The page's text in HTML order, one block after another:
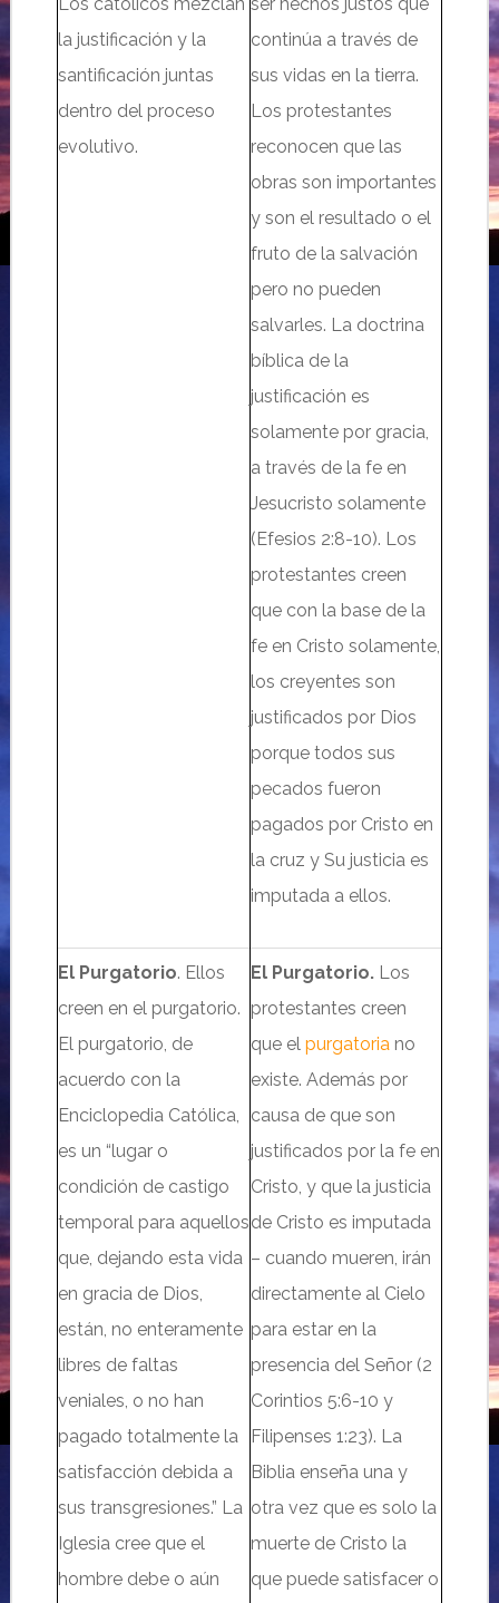
la justificación y la
santificación juntas
dentro del proceso
evolutivo.
continúa a través de
sus vidas en la tierra.
Los protestantes
reconocen que las
obras son importantes
y son el resultado o el
fruto de la salvación
pero no pueden
salvarles. La doctrina
bíblica de la
justificación es
solamente por gracia,
a través de la fe en
Jesucristo solamente
(Efesios 2:8-10). Los
protestantes creen
que con la base de la
fe en Cristo solamente,
los creyentes son
justificados por Dios
porque todos sus
pecados fueron
pagados por Cristo en
la cruz y Su justicia es
imputada a ellos.
El Purgatorio. Ellos
creen en el purgatorio.
El purgatorio, de
acuerdo con la
Enciclopedia Católica,
es un “lugar o
condición de castigo
temporal para aquellos
que, dejando esta vida
en gracia de Dios,
están, no enteramente
libres de faltas
veniales, o no han
pagado totalmente la
satisfacción debida a
sus transgresiones.” La
Iglesia cree que el
hombre debe o aún
El Purgatorio. Los
protestantes creen
que el purgatoriano
existe. Además por
causa de que son
justificados por la fe en
Cristo, y que la justicia
de Cristo es imputada
– cuando mueren, irán
directamente al Cielo
para estar en la
presencia del Señor (2
Corintios 5:6-10 y
Filipenses 1:23). La
Biblia enseña una y
otra vez que es solo la
muerte de Cristo la
que puede satisfacer o